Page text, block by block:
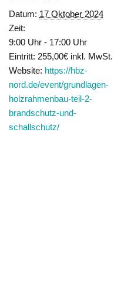
Datum: 17 Oktober 2024
Zeit:
9:00 Uhr - 17:00 Uhr
Eintritt: 255,00€ inkl. MwSt.
Website: https://hbz-
nord.de/event/grundlagen-
holzrahmenbau-teil-2-
brandschutz-und-
schallschutz/